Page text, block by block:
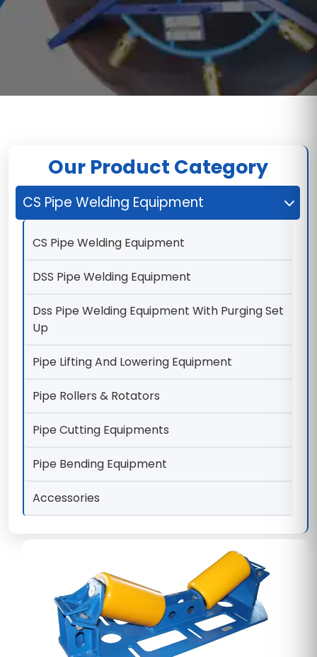
Our Product Category
CS Pipe Welding Equipment
CS Pipe Welding Equipment
DSS Pipe Welding Equipment
Dss Pipe Welding Equipment With Purging Set
Up
Pipe Lifting And Lowering Equipment
Pipe Rollers & Rotators
Pipe Cutting Equipments
Pipe Bending Equipment
Accessories